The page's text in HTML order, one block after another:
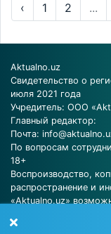
‹ 1 2 ...
Aktualno.uz
Свидетельство о
июля 2021 года
Учредитель: ООО
Главный редактор:
Почта:
По вопросам
18+
Воспроизводство,
распространение и
«Aktualno.uz»